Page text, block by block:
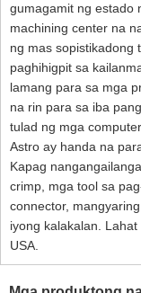
gumagamit ng estado
machining center na
ng mas sopistikadong
paghihigpit sa
lamang para sa mga
na rin para sa iba
tulad ng mga
Astro ay handa na
Kapag
crimp, mga tool sa
connector,
iyong kalakalan.
USA.